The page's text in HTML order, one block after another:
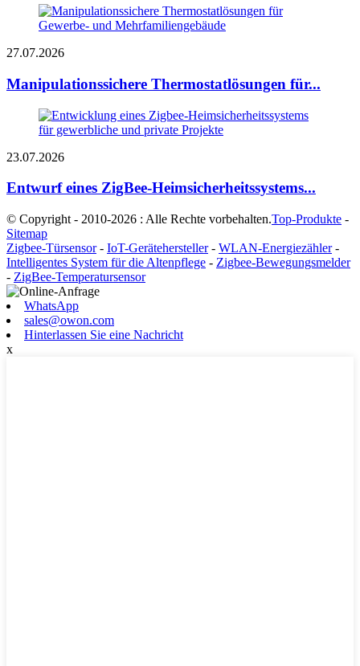
27.07.2026
Manipulationssichere Thermostatlösungen für...
23.07.2026
Entwurf eines ZigBee-Heimsicherheitssystems...
© Copyright - 2010-2026 : Alle Rechte vorbehalten.Top-Produkte -
Sitemap
Zigbee-Türsensor- IoT-Gerätehersteller- WLAN-Energiezähler-
Intelligentes System für die Altenpflege - Zigbee-Bewegungsmelder
- ZigBee-Temperatursensor
WhatsApp
sales@owon.com
Hinterlassen Sie eine Nachricht
x